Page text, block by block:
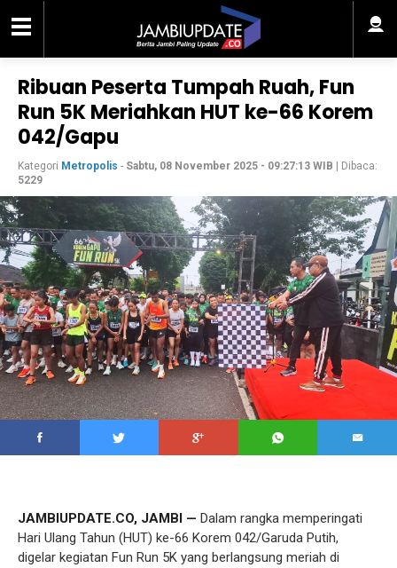
Ribuan Peserta Tumpah Ruah, Fun
Run 5K Meriahkan HUT ke-66 Korem
042/Gapu
Kategori Metropolis - Sabtu, 08 November 2025 - 09:27:13 WIB | Dibaca:
5229
JAMBIUPDATE.CO, JAMBI — Dalam rangka memperingati
Hari Ulang Tahun (HUT) ke-66 Korem 042/Garuda Putih,
digelar kegiatan Fun Run 5K yang berlangsung meriah di